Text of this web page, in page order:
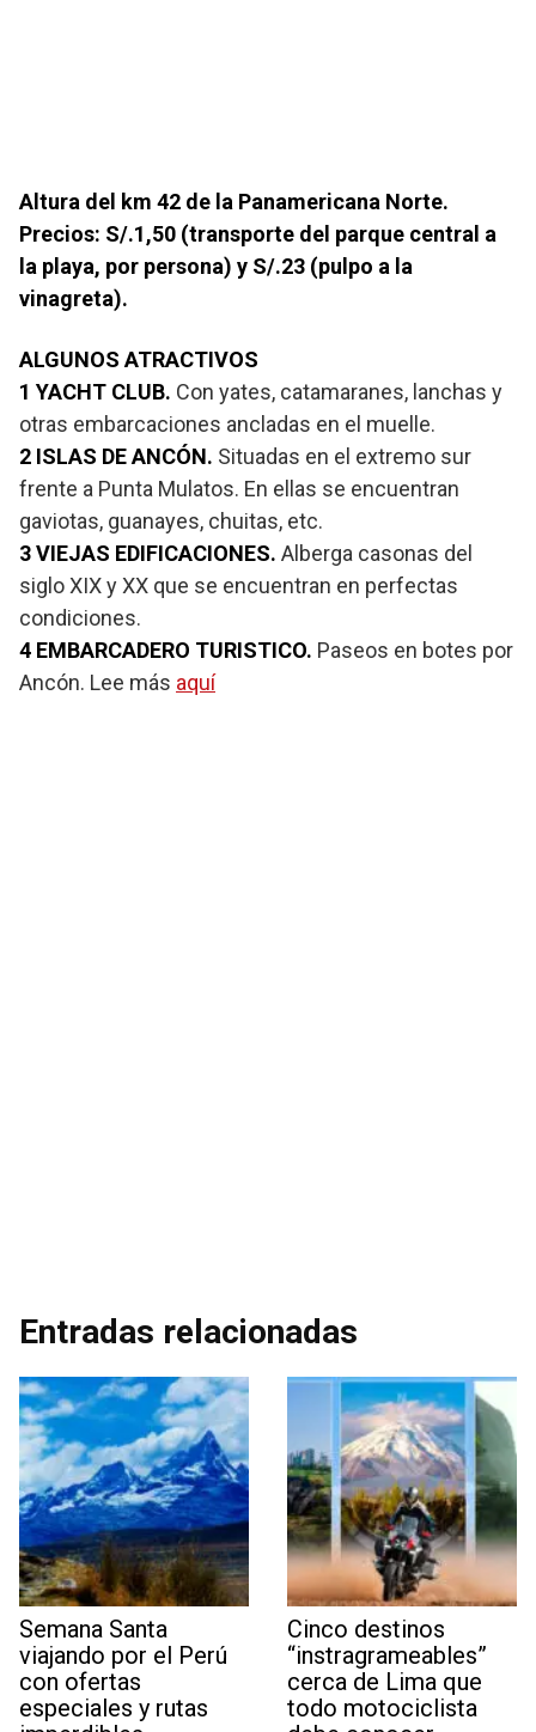
Altura del km 42 de la Panamericana Norte.
Precios: S/.1,50 (transporte del parque central a
la playa, por persona) y S/.23 (pulpo a la
vinagreta).
ALGUNOS ATRACTIVOS
1 YACHT CLUB. Con yates, catamaranes, lanchas y
otras embarcaciones ancladas en el muelle.
2 ISLAS DE ANCÓN. Situadas en el extremo sur
frente a Punta Mulatos. En ellas se encuentran
gaviotas, guanayes, chuitas, etc.
3 VIEJAS EDIFICACIONES. Alberga casonas del
siglo XIX y XX que se encuentran en perfectas
condiciones.
4 EMBARCADERO TURISTICO. Paseos en botes por
Ancón. Lee más aquí
Entradas relacionadas
Semana Santa
viajando por el Perú
con ofertas
especiales y rutas
Cinco destinos
“instragrameables”
cerca de Lima que
todo motociclista